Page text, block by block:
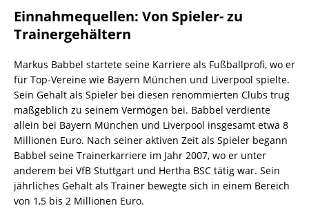
Einnahmequellen: Von Spieler- zu
Trainergehältern
Markus Babbel startete seine Karriere als Fußballprofi, wo er
für Top-Vereine wie Bayern München und Liverpool spielte.
Sein Gehalt als Spieler bei diesen renommierten Clubs trug
maßgeblich zu seinem Vermögen bei. Babbel verdiente
allein bei Bayern München und Liverpool insgesamt etwa 8
Millionen Euro. Nach seiner aktiven Zeit als Spieler begann
Babbel seine Trainerkarriere im Jahr 2007, wo er unter
anderem bei VfB Stuttgart und Hertha BSC tätig war. Sein
jährliches Gehalt als Trainer bewegte sich in einem Bereich
von 1,5 bis 2 Millionen Euro.